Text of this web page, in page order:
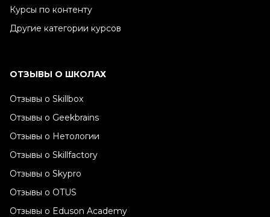
Курсы по контенту
Другие категории курсов
ОТЗЫВЫ О ШКОЛАХ
Отзывы о Skillbox
Отзывы о Geekbrains
Отзывы о Нетологии
Отзывы о Skillfactory
Отзывы о Skypro
Отзывы о OTUS
Отзывы о Eduson Academy